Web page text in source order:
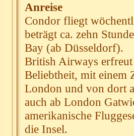
Anreise
Condor fliegt
beträgt ca. zehn
Bay (ab Düsseldorf).
British Airways
Beliebtheit, mit einem
London und von dort
auch ab London
amerikanische
die Insel.